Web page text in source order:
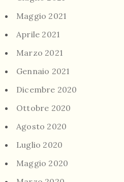
Maggio 2021
Aprile 2021
Marzo 2021
Gennaio 2021
Dicembre 2020
Ottobre 2020
Agosto 2020
Luglio 2020
Maggio 2020